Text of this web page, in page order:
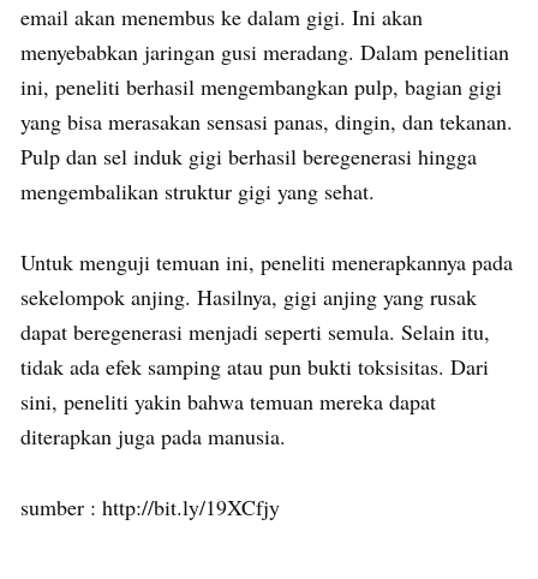
email akan menembus ke dalam gigi. Ini akan
menyebabkan jaringan gusi meradang. Dalam penelitian
ini, peneliti berhasil mengembangkan pulp, bagian gigi
yang bisa merasakan sensasi panas, dingin, dan tekanan.
Pulp dan sel induk gigi berhasil beregenerasi hingga
mengembalikan struktur gigi yang sehat.
Untuk menguji temuan ini, peneliti menerapkannya pada
sekelompok anjing. Hasilnya, gigi anjing yang rusak
dapat beregenerasi menjadi seperti semula. Selain itu,
tidak ada efek samping atau pun bukti toksisitas. Dari
sini, peneliti yakin bahwa temuan mereka dapat
diterapkan juga pada manusia.
sumber : http://bit.ly/19XCfjy